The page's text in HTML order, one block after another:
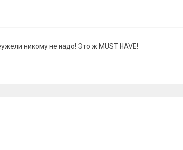
никому не надо! Это ж MUST HAVE!